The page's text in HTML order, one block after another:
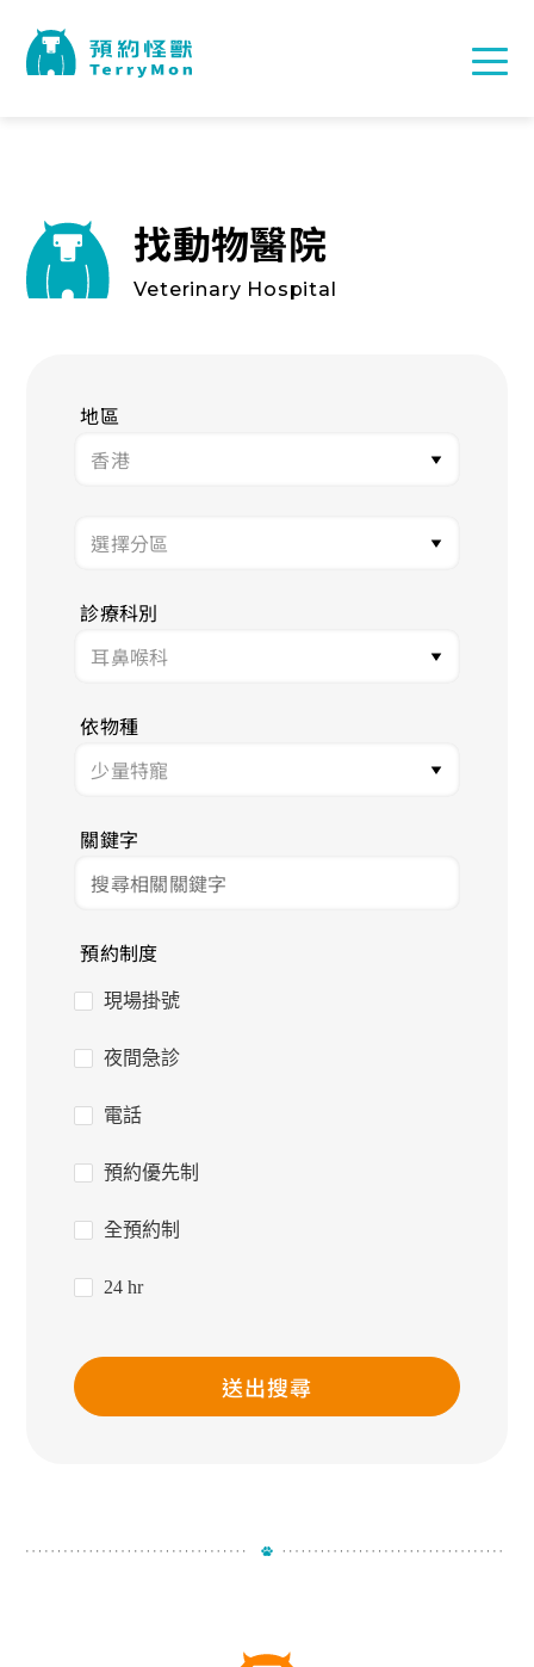
找動物醫院
Veterinary Hospital
地區
診療科別
依物種
關鍵字
預約制度
現場掛號
夜間急診
電話
預約優先制
全預約制
24 hr
送出搜尋